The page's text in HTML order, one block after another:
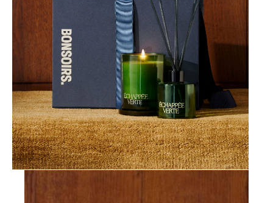
Ajouter à ma Kyft list